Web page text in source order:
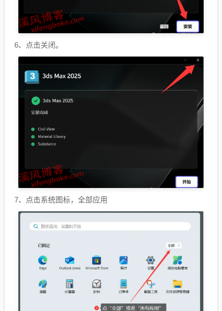
6、点击关闭。
7、点击系统图标，全部应用